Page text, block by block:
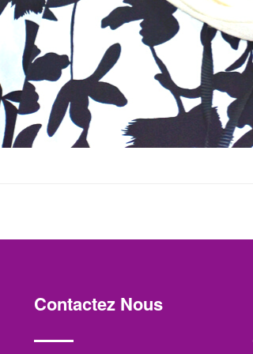
Contactez Nous